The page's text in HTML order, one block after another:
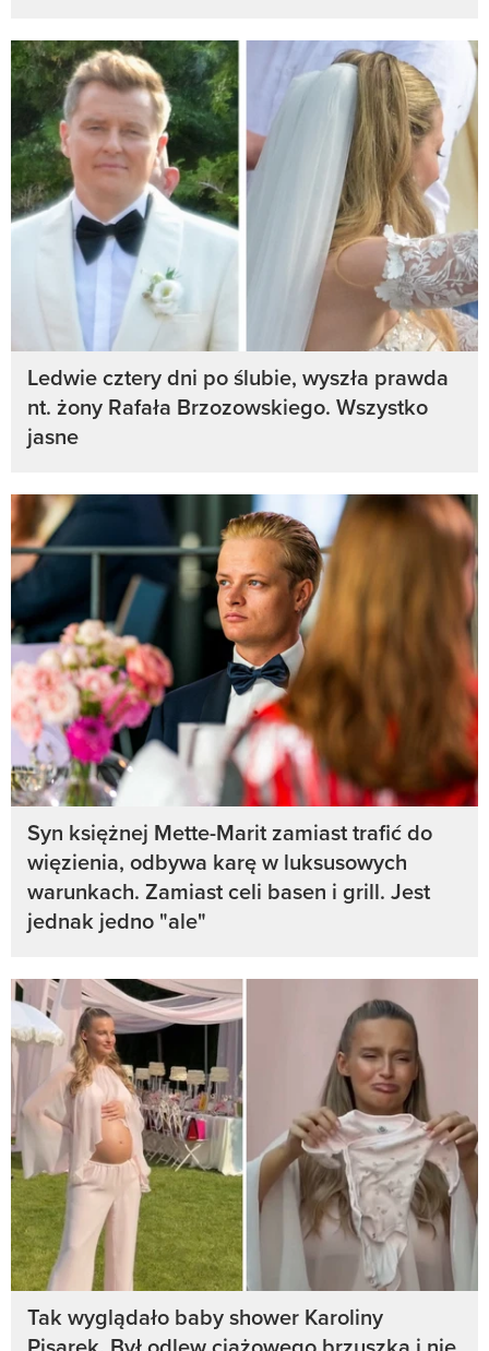
Ledwie cztery dni po ślubie, wyszła prawda
nt. żony Rafała Brzozowskiego. Wszystko
jasne
Syn księżnej Mette-Marit zamiast trafić do
więzienia, odbywa karę w luksusowych
warunkach. Zamiast celi basen i grill. Jest
jednak jedno "ale"
Tak wyglądało baby shower Karoliny